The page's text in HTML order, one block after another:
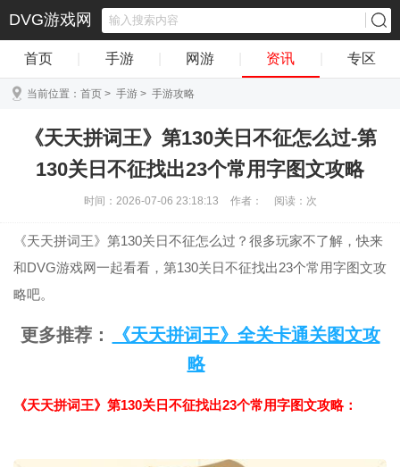
DVG游戏网
首页 手游 网游 资讯 专区
当前位置： 首页 > 手游 > 手游攻略
《天天拼词王》第130关日不征怎么过-第
130关日不征找出23个常用字图文攻略
时间：2026-07-06 23:18:13 作者： 阅读： 次
《天天拼词王》第130关日不征怎么过？很多玩家不了解，快来
和DVG游戏网一起看看，第130关日不征找出23个常用字图文攻
略吧。
更多推荐：
《天天拼词王》全关卡通关图文攻
略
《天天拼词王》第130关日不征找出23个常用字图文攻略：